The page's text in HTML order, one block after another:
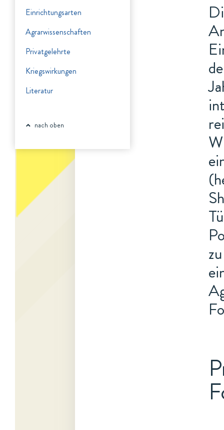
Einrichtungsarten
Agrarwissenschaften
Privatgelehrte
Kriegswirkungen
Literatur
nach oben